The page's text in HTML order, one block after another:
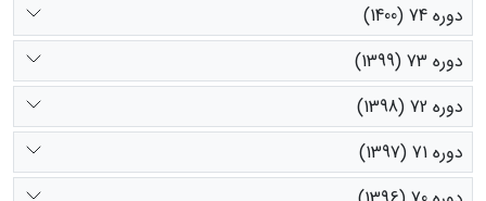
دوره 74 (1400)
دوره 73 (1399)
دوره 72 (1398)
دوره 71 (1397)